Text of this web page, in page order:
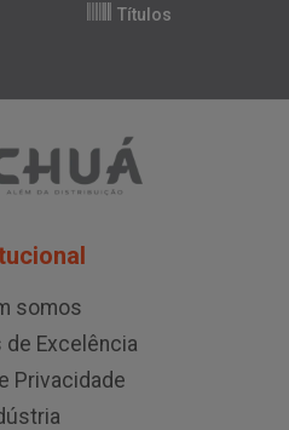
Títulos
somos
de Excelência
Privacidade